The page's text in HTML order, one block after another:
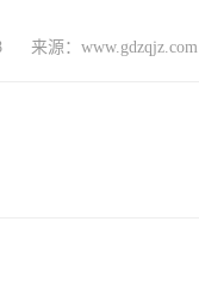
来源：www.gdzqjz.com